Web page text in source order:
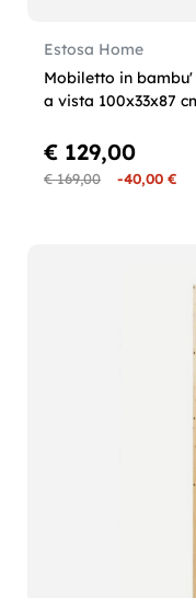
Estosa Home
Mobiletto in
a vista 100x33x87
€ 169,00 -40,00 €
€ 129,00